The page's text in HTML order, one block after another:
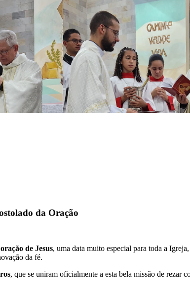
da Oração
de Jesus, uma data muito especial para toda a
da fé.
, que se uniram oficialmente a esta bela missão de rezar